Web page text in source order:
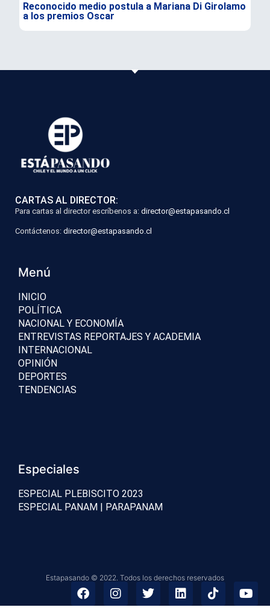
Reconocido medio postula a Mariana Di Girolamo
a los premios Oscar
CARTAS AL DIRECTOR:
Para cartas al director escríbenos a: director@estapasando.cl
Contáctenos: director@estapasando.cl
Menú
INICIO
POLÍTICA
NACIONAL Y ECONOMÍA
ENTREVISTAS REPORTAJES Y ACADEMIA
INTERNACIONAL
OPINIÓN
DEPORTES
TENDENCIAS
Especiales
ESPECIAL PLEBISCITO 2023
ESPECIAL PANAM | PARAPANAM
Estapasando © 2022. Todos los derechos reservados